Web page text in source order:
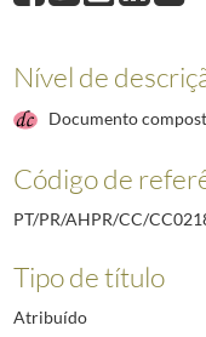
Nível de
Documento
Código de
PT/PR/AHPR/CC/
Tipo de título
Atribuído